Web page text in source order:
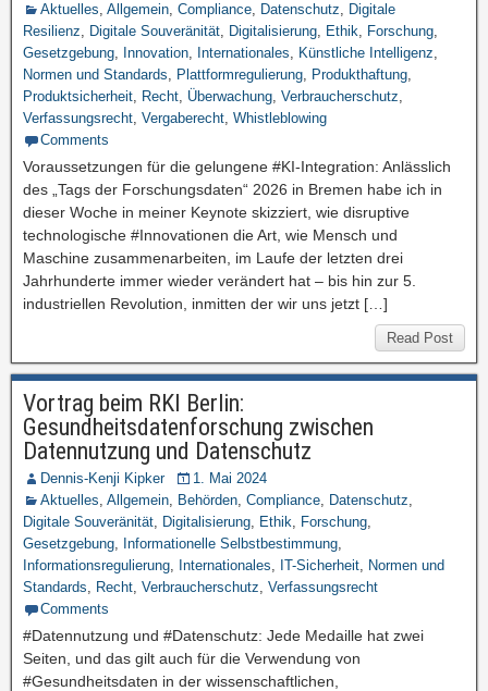
Aktuelles, Allgemein, Compliance, Datenschutz, Digitale
Resilienz, Digitale Souveränität, Digitalisierung, Ethik, Forschung,
Gesetzgebung, Innovation, Internationales, Künstliche Intelligenz,
Normen und Standards, Plattformregulierung, Produkthaftung,
Produktsicherheit, Recht, Überwachung, Verbraucherschutz,
Verfassungsrecht, Vergaberecht, Whistleblowing
Comments
Voraussetzungen für die gelungene #KI-Integration: Anlässlich
des „Tags der Forschungsdaten“ 2026 in Bremen habe ich in
dieser Woche in meiner Keynote skizziert, wie disruptive
technologische #Innovationen die Art, wie Mensch und
Maschine zusammenarbeiten, im Laufe der letzten drei
Jahrhunderte immer wieder verändert hat – bis hin zur 5.
industriellen Revolution, inmitten der wir uns jetzt […]
Read Post
Vortrag beim RKI Berlin:
Gesundheitsdatenforschung zwischen
Datennutzung und Datenschutz
Dennis-Kenji Kipker
1. Mai 2024
Aktuelles, Allgemein, Behörden, Compliance, Datenschutz,
Digitale Souveränität, Digitalisierung, Ethik, Forschung,
Gesetzgebung, Informationelle Selbstbestimmung,
Informationsregulierung, Internationales, IT-Sicherheit, Normen und
Standards, Recht, Verbraucherschutz, Verfassungsrecht
Comments
#Datennutzung und #Datenschutz: Jede Medaille hat zwei
Seiten, und das gilt auch für die Verwendung von
#Gesundheitsdaten in der wissenschaftlichen,